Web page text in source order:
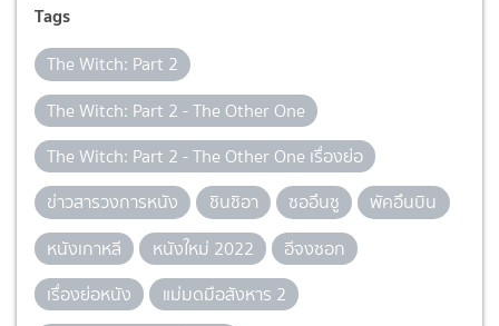
Tags
The Witch: Part 2
The Witch: Part 2 - The Other One
The Witch: Part 2 - The Other One เรื่องย่อ
ข่าวสารวงการหนัง
ชินชิอา ซออึนซู
พัคอึนบิน
หนังเกาหลี
หนังใหม่ 2022
อีจงซอก
เรื่องย่อหนัง
แม่มดมือสังหาร 2